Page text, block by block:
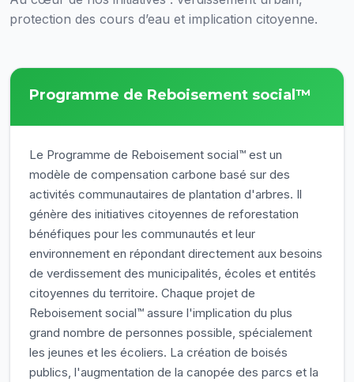
protection des cours d’eau et implication citoyenne.
Programme de Reboisement social™
Le Programme de Reboisement social™ est un
modèle de compensation carbone basé sur des
activités communautaires de plantation d'arbres. Il
génère des initiatives citoyennes de reforestation
bénéfiques pour les communautés et leur
environnement en répondant directement aux besoins
de verdissement des municipalités, écoles et entités
citoyennes du territoire. Chaque projet de
Reboisement social™ assure l'implication du plus
grand nombre de personnes possible, spécialement
les jeunes et les écoliers. La création de boisés
publics, l'augmentation de la canopée des parcs et la